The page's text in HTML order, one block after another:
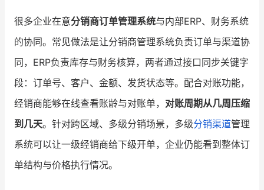
很多企业在意分销商订单管理系统与内部ERP、财务系统
的协同。常见做法是让分销商管理系统负责订单与渠道协
同，ERP负责库存与财务核算，两者通过接口同步关键字
段：订单号、客户、金额、发货状态等。配合对账功能，
经销商能够在线查看账龄与对账单， 对账周期从几周压缩
到几天。针对跨区域、多级分销场景，多级分销渠道管理
系统可以让一级经销商给下级开单，企业仍能看到整体订
单结构与价格执行情况。